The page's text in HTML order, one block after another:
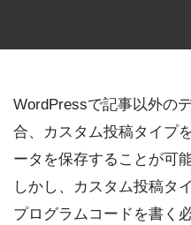
WordPressで記事以外の
合、カスタム投稿タイプ
ータを保存することが可
しかし、カスタム投稿タ
プログラムコードを書く